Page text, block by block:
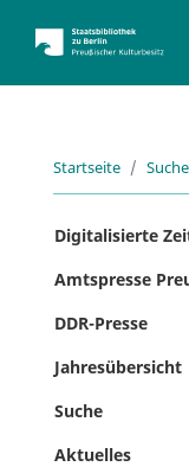
Startseite Suche
Digitalisierte
Amtspresse
DDR-Presse
Jahresübersicht
Suche
Aktuelles